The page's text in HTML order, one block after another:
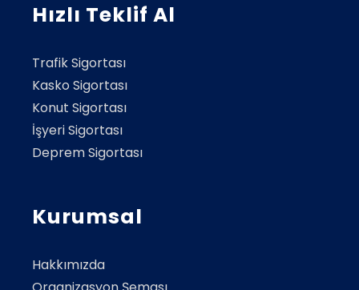
Hızlı Teklif Al
Trafik Sigortası
Kasko Sigortası
Konut Sigortası
İşyeri Sigortası
Deprem Sigortası
Kurumsal
Hakkımızda